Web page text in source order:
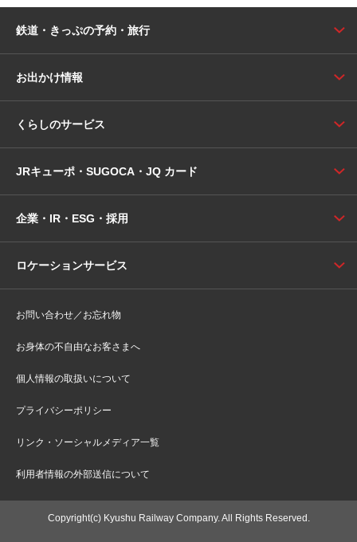
鉄道・きっぷの予約・旅行
お出かけ情報
くらしのサービス
JRキューポ・SUGOCA・JQ カード
企業・IR・ESG・採用
ロケーションサービス
お問い合わせ／お忘れ物
お身体の不自由なお客さまへ
個人情報の取扱いについて
プライバシーポリシー
リンク・ソーシャルメディア一覧
利用者情報の外部送信について
Copyright(c) Kyushu Railway Company. All Rights Reserved.